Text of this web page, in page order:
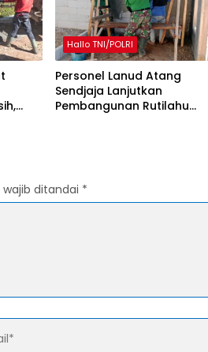
Hallo TNI/POLRI
Personel Lanud Atang
Sendjaja Lanjutkan
Pembangunan Rutilahu
wajib ditandai *